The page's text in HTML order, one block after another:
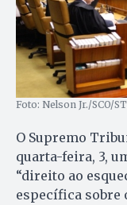
Foto: Nelson Jr./SCO/
O Supremo
quarta-feira, 3,
“direito ao
específica sobre